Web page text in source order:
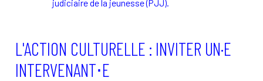
judiciaire de la jeunesse (PJJ).
L'ACTION CULTURELLE : INVITER UN·E
INTERVENANT⋅E